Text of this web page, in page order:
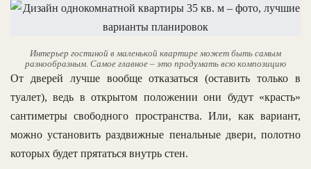
Интерьер гостиной в маленькой квартире может быть самым
разнообразным. Самое главное – это продумать всю композицию
От дверей лучше вообще отказаться (оставить только в
туалет), ведь в открытом положении они будут «красть»
сантиметры свободного пространства. Или, как вариант,
можно установить раздвижные пенальные двери, полотно
которых будет прятаться внутрь стен.